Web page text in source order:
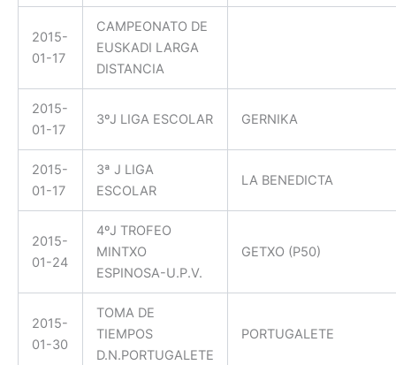
2015-
01-17
CAMPEONATO DE
EUSKADI LARGA
DISTANCIA
2015-
01-17
3ºJ LIGA ESCOLAR GERNIKA
2015-
01-17
3ª J LIGA
ESCOLAR
LA BENEDICTA
2015-
01-24
4ºJ TROFEO
MINTXO
ESPINOSA-U.P.V.
GETXO (P50)
2015-
01-30
TOMA DE
TIEMPOS
D.N.PORTUGALETE
PORTUGALETE